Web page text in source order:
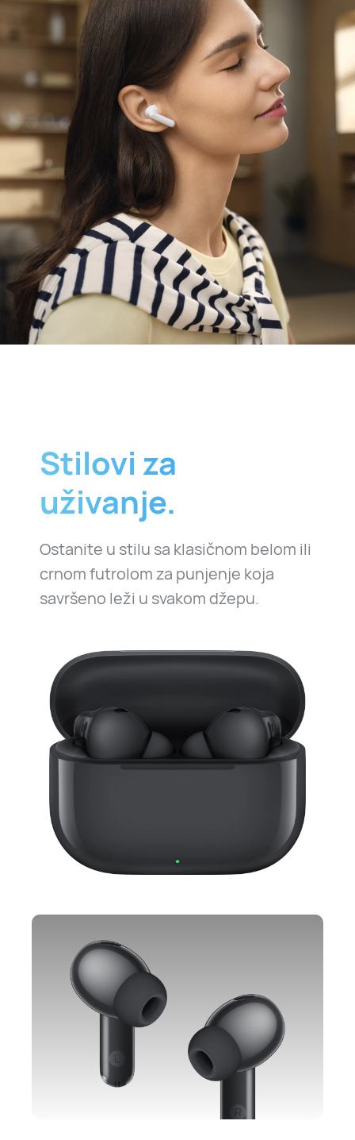
Stilovi za
uživanje.
Ostanite u stilu sa klasičnom belom ili
crnom futrolom za punjenje koja
savršeno leži u svakom džepu.